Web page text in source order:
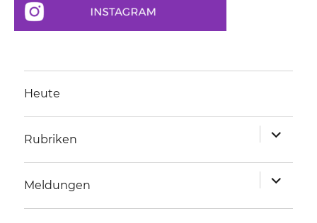
Heute
Rubriken
anzeigen
Meldungen
anzeigen